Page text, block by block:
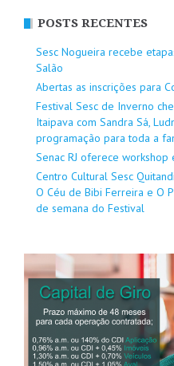
POSTS RECENTES
Sesc Nogueira recebe
Salão
Abertas as inscrições para
Festival Sesc de Inverno
Itaipava com Sandra Sá,
programação para toda a
Senac RJ oferece
Centro Cultural Sesc
O Céu de Bibi Ferreira e O
de semana do Festival